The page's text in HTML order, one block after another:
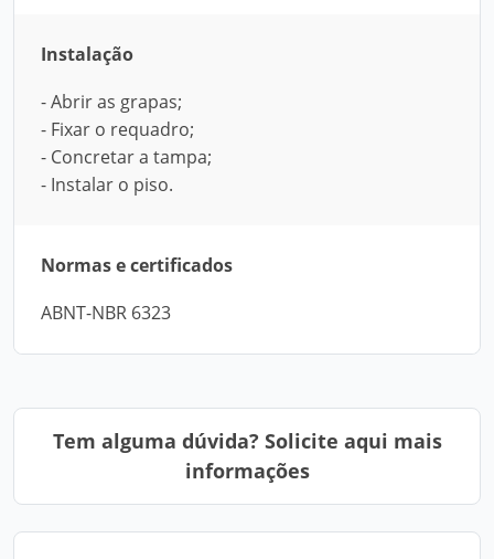
Instalação
- Abrir as grapas;
- Fixar o requadro;
- Concretar a tampa;
- Instalar o piso.
Normas e certificados
ABNT-NBR 6323
Tem alguma dúvida? Solicite aqui mais
informações